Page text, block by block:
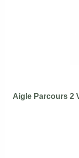
Aigle Parcours 2